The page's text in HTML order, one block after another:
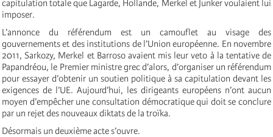
capitulation totale que Lagarde, Hollande, Merkel et Junker voulaient lui
imposer.
L’annonce du référendum est un camouflet au visage des
gouvernements et des institutions de l’Union européenne. En novembre
2011, Sarkozy, Merkel et Barroso avaient mis leur veto à la tentative de
Papandréou, le Premier ministre grec d’alors, d’organiser un référendum
pour essayer d’obtenir un soutien politique à sa capitulation devant les
exigences de l’UE. Aujourd’hui, les dirigeants européens n’ont aucun
moyen d’empêcher une consultation démocratique qui doit se conclure
par un rejet des nouveaux diktats de la troïka.
Désormais un deuxième acte s’ouvre.